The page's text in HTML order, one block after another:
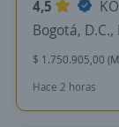
4,5
Bogotá, D.C.,
$ 1.750.905,00
Hace 2 horas